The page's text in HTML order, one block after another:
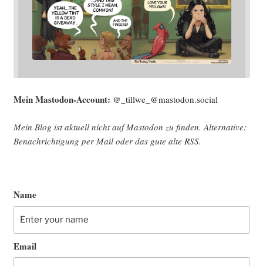
Mein Mast­o­don-Account: @_tillwe_@mastodon.social
Mein Blog ist aktu­ell nicht auf Mast­o­don zu fin­den. Alter­na­ti­ve:
Benach­rich­ti­gung per Mail oder das gute alte RSS.
Name
Email